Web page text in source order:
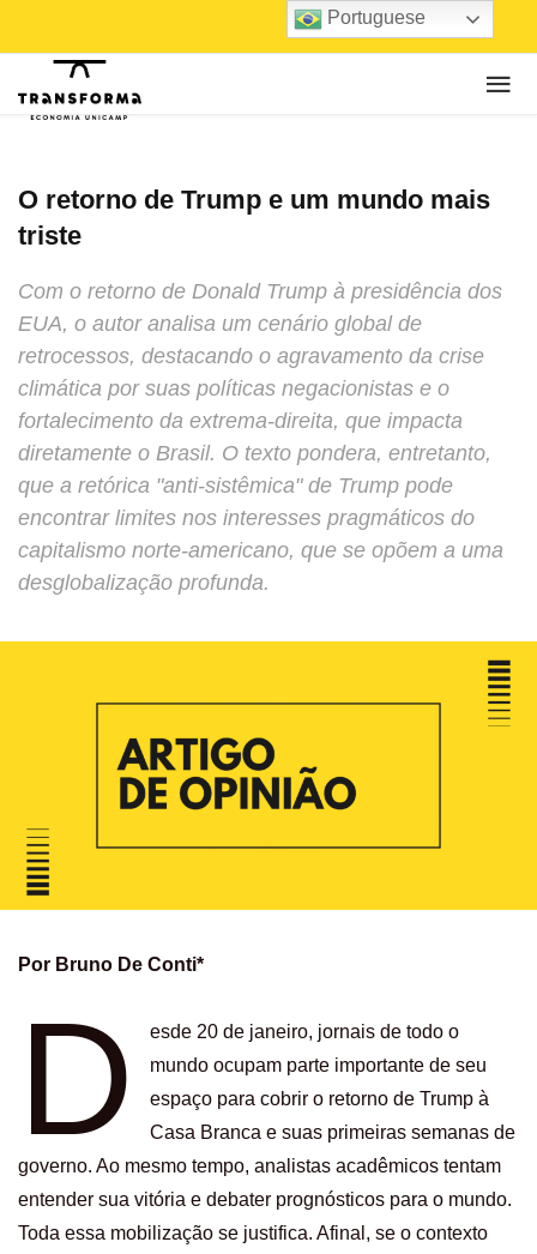
O retorno de Trump e um mundo mais
triste
Com o retorno de Donald Trump à presidência dos
EUA, o autor analisa um cenário global de
retrocessos, destacando o agravamento da crise
climática por suas políticas negacionistas e o
fortalecimento da extrema-direita, que impacta
diretamente o Brasil. O texto pondera, entretanto,
que a retórica "anti-sistêmica" de Trump pode
encontrar limites nos interesses pragmáticos do
capitalismo norte-americano, que se opõem a uma
desglobalização profunda.
Por Bruno De Conti*
D
esde 20 de janeiro, jornais de todo o
mundo ocupam parte importante de seu
espaço para cobrir o retorno de Trump à
Casa Branca e suas primeiras semanas de
governo. Ao mesmo tempo, analistas acadêmicos tentam
entender sua vitória e debater prognósticos para o mundo.
Toda essa mobilização se justifica. Afinal, se o contexto
Portuguese